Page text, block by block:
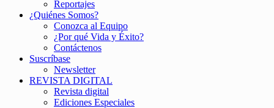
Reportajes
¿Quiénes Somos?
Conozca al Equipo
¿Por qué Vida y Éxito?
Contáctenos
Suscríbase
Newsletter
REVISTA DIGITAL
Revista digital
Ediciones Especiales